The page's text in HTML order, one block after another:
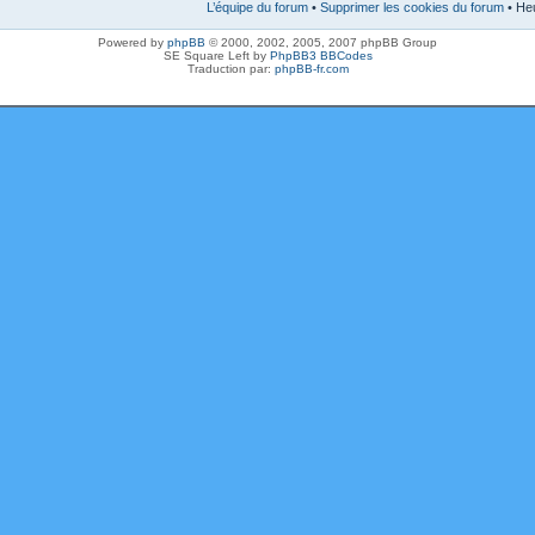
L’équipe du forum • Supprimer les cookies du forum •
Powered by phpBB © 2000, 2002, 2005, 2007 phpBB Group
SE Square Left by PhpBB3 BBCodes
Traduction par: phpBB-fr.com